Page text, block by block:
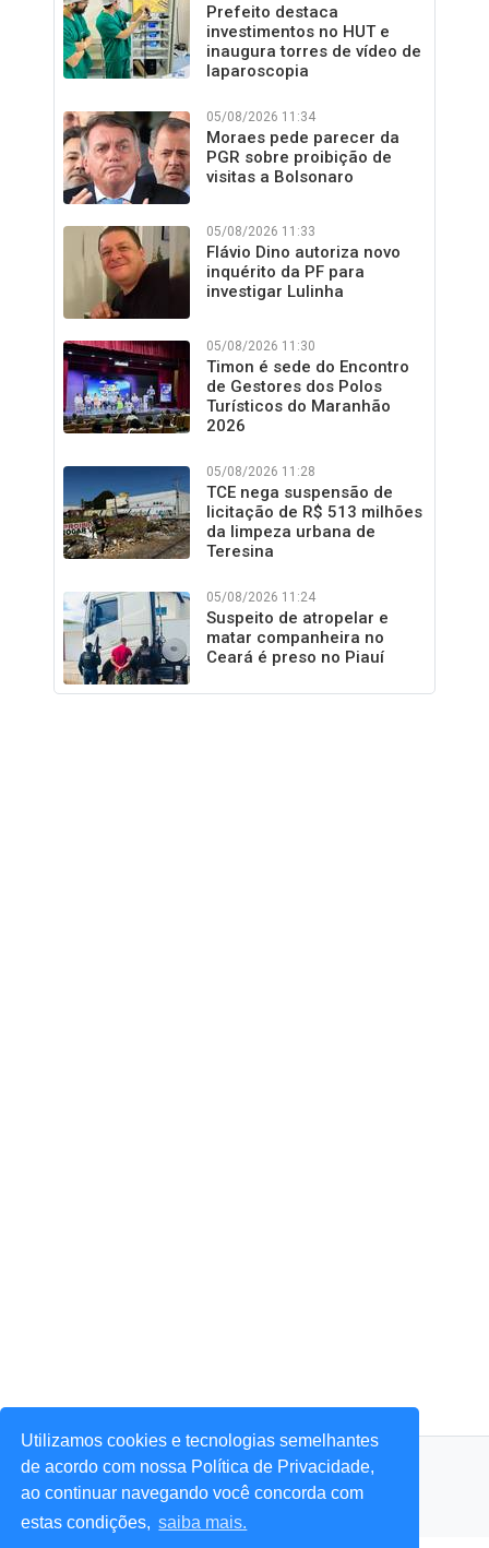
Utilizamos cookies e tecnologias semelhantes
de acordo com nossa Política de Privacidade,
ao continuar navegando você concorda com
estas condições, saiba mais.
Prefeito destaca
investimentos no HUT e
inaugura torres de vídeo de
laparoscopia
05/08/2026 11:34
Moraes pede parecer da
PGR sobre proibição de
visitas a Bolsonaro
05/08/2026 11:33
Flávio Dino autoriza novo
inquérito da PF para
investigar Lulinha
05/08/2026 11:30
Timon é sede do Encontro
de Gestores dos Polos
Turísticos do Maranhão
2026
05/08/2026 11:28
TCE nega suspensão de
licitação de R$ 513 milhões
da limpeza urbana de
Teresina
05/08/2026 11:24
Suspeito de atropelar e
matar companheira no
Ceará é preso no Piauí
© 2026 Portal Agora Sim! — Todos os direitos reservados.